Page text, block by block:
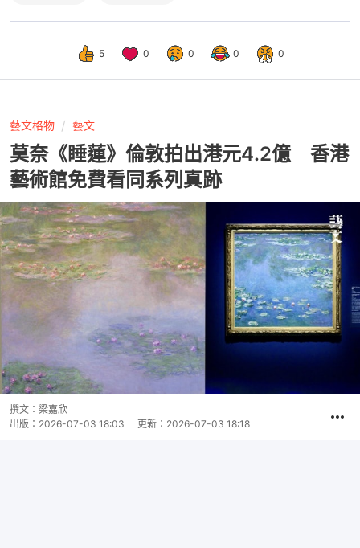
5 0 0 0 0
藝文格物 藝文
莫奈《睡蓮》倫敦拍出港元4.2億 香港
藝術館免費看同系列真跡
撰文： 梁嘉欣
出版： 2026-07-03 18:03 更新： 2026-07-03 18:18